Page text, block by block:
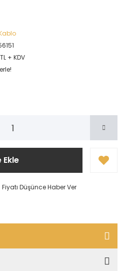
+ KDV
Ekle
Fiyatı Düşünce Haber Ver